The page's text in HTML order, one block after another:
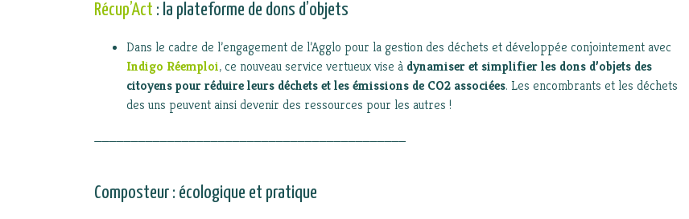
Récup’Act : la plateforme de dons d’objets
Dans le cadre de l’engagement de l’Agglo pour la gestion des déchets et développée conjointement avec
Indigo Réemploi, ce nouveau service vertueux vise à dynamiser et simplifier les dons d’objets des
citoyens pour réduire leurs déchets et les émissions de CO2 associées. Les encombrants et les déchets
des uns peuvent ainsi devenir des ressources pour les autres !
Composteur : écologique et pratique